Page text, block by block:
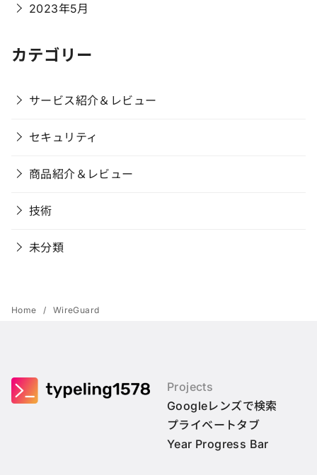
2023年5月
カテゴリー
サービス紹介＆レビュー
セキュリティ
商品紹介＆レビュー
技術
未分類
Home WireGuard
Projects
Googleレンズで検索
プライベートタブ
Year Progress Bar